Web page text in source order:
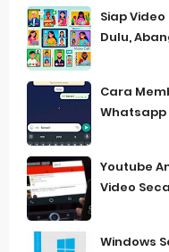
Siap
Dulu,
Cara
Whatsapp
Youtube
Video
Windows